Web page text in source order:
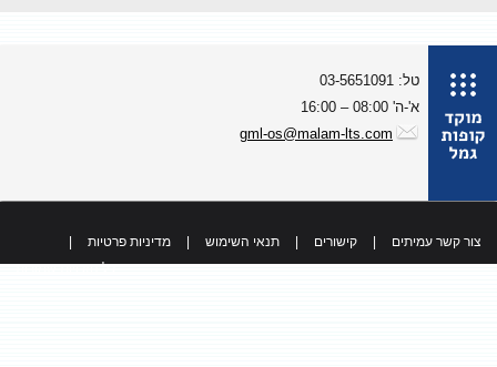
טל: 03-5651091
א'-ה' 08:00 – 16:00
gml-os@malam-lts.com
צור קשר עמיתים קישורים תנאי השימוש מדיניות פרטיות
כל הזכויות שמורות